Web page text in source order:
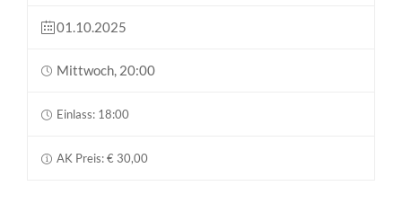
01.10.2025
Mittwoch, 20:00
Einlass: 18:00
AK Preis: € 30,00